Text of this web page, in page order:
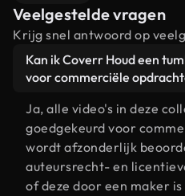
Veelgestelde vragen
Krijg snel antwoord op
Kan ik Coverr Houd een
voor commerciële
Ja, alle video's in deze
goedgekeurd voor
wordt afzonderlijk
auteursrecht- en
of deze door een maker